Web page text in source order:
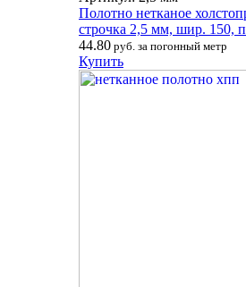
Полотно нетканое
строчка 2,5 мм, шир. 150,
44.80 руб. за погонный метр
Купить